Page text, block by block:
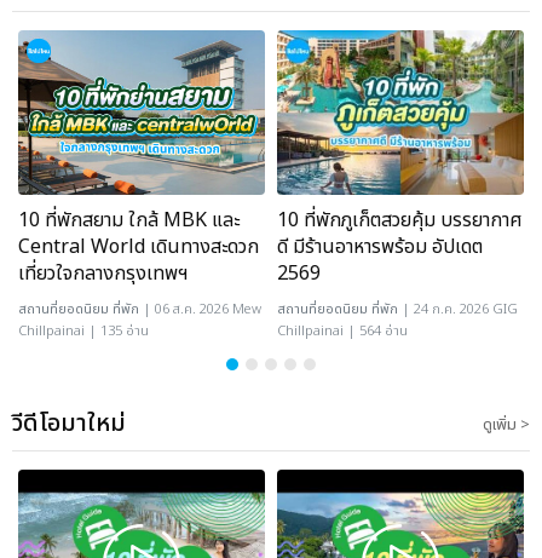
10 ที่พักสยาม ใกล้ MBK และ
Central World เดินทางสะดวก
เที่ยวใจกลางกรุงเทพฯ
สถานที่ยอดนิยม ที่พัก | 06 ส.ค. 2026 Mew
Chillpainai | 135 อ่าน
10 ที่พักภูเก็ตสวยคุ้ม บรรยากาศ
ดี มีร้านอาหารพร้อม อัปเดต
2569
สถานที่ยอดนิยม ที่พัก | 24 ก.ค. 2026 GIG
Chillpainai | 564 อ่าน
วีดีโอมาใหม่ ดูเพิ่ม >